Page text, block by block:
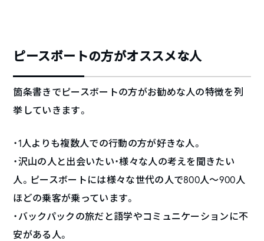
ピースボートの方がオススメな人
箇条書きでピースボートの方がお勧めな人の特徴を列
挙していきます。
・1人よりも複数人での行動の方が好きな人。
・沢山の人と出会いたい・様々な人の考えを聞きたい
人。ピースボートには様々な世代の人で800人～900人
ほどの乗客が乗っています。
・バックパックの旅だと語学やコミュニケーションに不
安がある人。